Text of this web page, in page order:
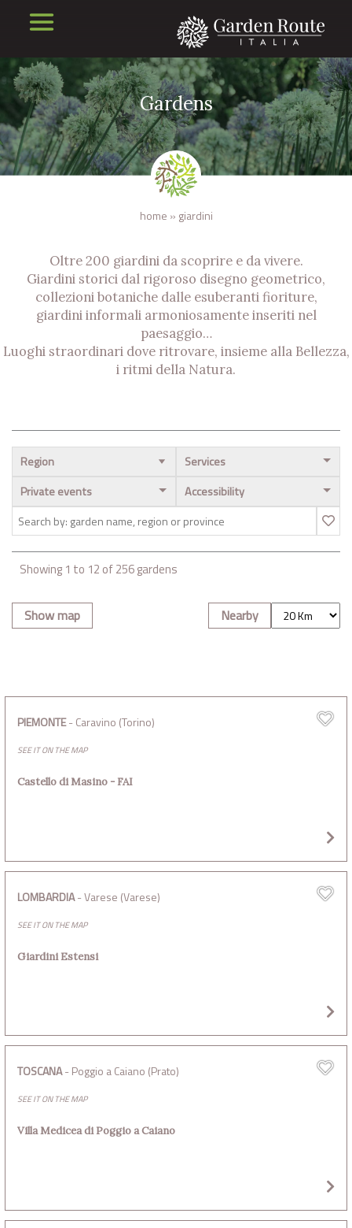
Gardens
home » giardini
Oltre 200 giardini da scoprire e da vivere.
Giardini storici dal rigoroso disegno geometrico,
collezioni botaniche dalle esuberanti fioriture,
giardini informali armoniosamente inseriti nel
paesaggio…
Luoghi straordinari dove ritrovare, insieme alla Bellezza,
i ritmi della Natura.
Region
Services
Private events
Accessibility
Showing 1 to 12 of256gardens
Show map Nearby
PIEMONTE- Caravino (Torino)
SEE IT ON THE MAP
Castello di Masino - FAI
LOMBARDIA- Varese (Varese)
SEE IT ON THE MAP
Giardini Estensi
TOSCANA- Poggio a Caiano (Prato)
SEE IT ON THE MAP
Villa Medicea di Poggio a Caiano